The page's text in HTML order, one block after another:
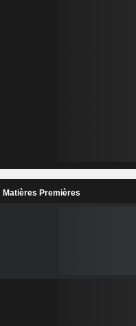
Matières Premières